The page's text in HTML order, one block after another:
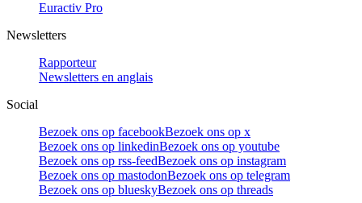
Euractiv Pro
Newsletters
Rapporteur
Newsletters en anglais
Social
Bezoek ons op facebookBezoek ons op x
Bezoek ons op linkedinBezoek ons op youtube
Bezoek ons op rss-feedBezoek ons op instagram
Bezoek ons op mastodonBezoek ons op telegram
Bezoek ons op blueskyBezoek ons op threads